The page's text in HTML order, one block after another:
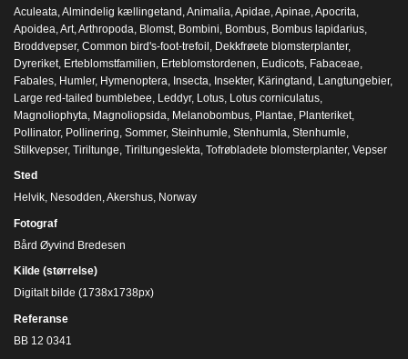
Aculeata Almindelig kællingetand Animalia Apidae Apinae Apocrita
Apoidea Art Arthropoda Blomst Bombini Bombus Bombus lapidarius
Broddvepser, Common bird's-foot-trefoil Dekkfrøete blomsterplanter,
Dyreriket Erteblomstfamilien Erteblomstordenen Eudicots Fabaceae
Fabales Humler, Hymenoptera Insecta Insekter, Käringtand Langtungebier,
Large red-tailed bumblebee Leddyr, Lotus Lotus corniculatus
Magnoliophyta Magnoliopsida Melanobombus Plantae Planteriket
Pollinator, Pollinering Sommer, Steinhumle Stenhumla Stenhumle
Stilkvepser, Tiriltunge Tiriltungeslekta Tofrøbladete blomsterplanter, Vepser
Sted
Helvik, Nesodden, Akershus, Norway
Fotograf
Bård Øyvind Bredesen
Kilde (størrelse)
Digitalt bilde (1738x1738px)
Referanse
BB 12 0341